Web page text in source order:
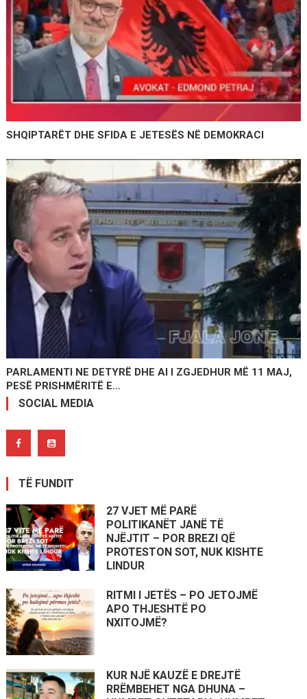
SHQIPTARËT DHE SFIDA E JETESËS NË DEMOKRACI
PARLAMENTI NE DETYRË DHE AI I ZGJEDHUR MË 11 MAJ,
PESË PRISHMËRITË E…
SOCIAL MEDIA
TË FUNDIT
27 VJET MË PARË
POLITIKANËT JANË TË
NJËJTIT – POR BREZI QË
PROTESTON SOT, NUK KISHTE
LINDUR
RITMI I JETËS – PO JETOJMË
APO THJESHTË PO
NXITOJMË?
KUR NJË KAUZË E DREJTË
RRËMBEHET NGA DHUNA –